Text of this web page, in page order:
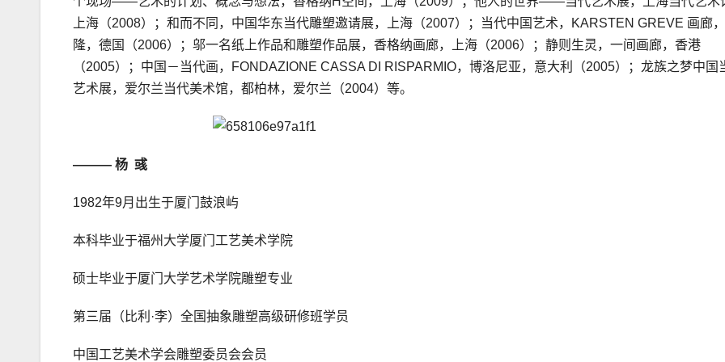
上海（2008）；和而不同，中国华东当代雕塑邀请展，上海（2007）；当代中国艺术，KARSTEN GREVE 画廊
隆，德国（2006）；邬一名纸上作品和雕塑作品展，香格纳画廊，上海（2006）；静则生灵，一间画廊，香港
（2005）；中国－当代画，FONDAZIONE CASSA DI RISPARMIO，博洛尼亚，意大利（2005）；龙族之梦中国
艺术展，爱尔兰当代美术馆，都柏林，爱尔兰（2004）等。
——— 杨 彧
1982年9月出生于厦门鼓浪屿
本科毕业于福州大学厦门工艺美术学院
硕士毕业于厦门大学艺术学院雕塑专业
第三届（比利·李）全国抽象雕塑高级研修班学员
中国工艺美术学会雕塑委员会会员